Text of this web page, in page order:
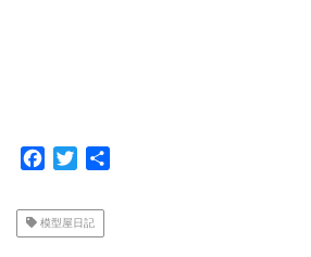
c
e
i
t
模型屋日記